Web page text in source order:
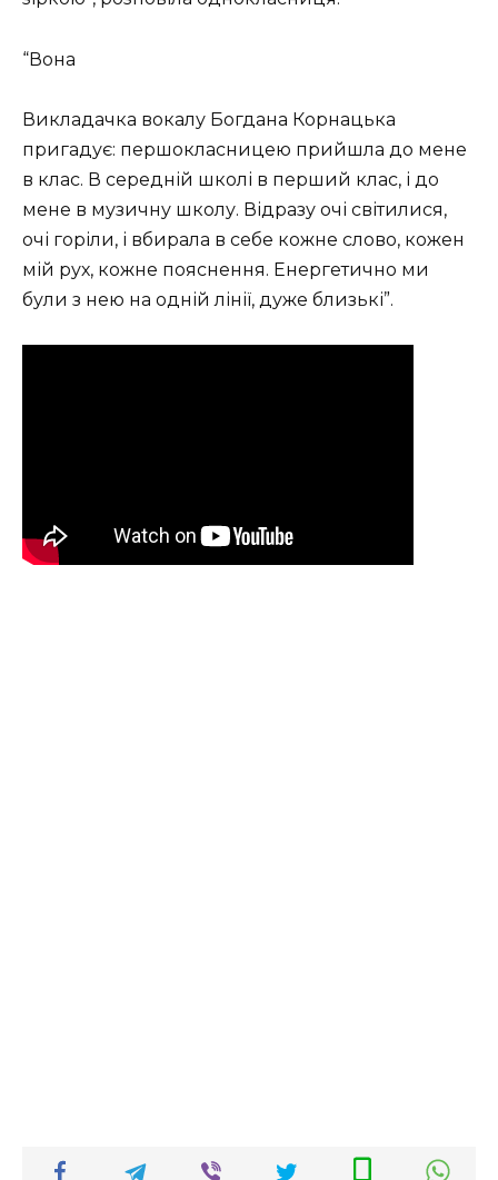
“Вона
Викладачка вокалу Богдана Корнацька
пригадує: першокласницею прийшла до мене
в клас. В середній школі в перший клас, і до
мене в музичну школу. Відразу очі світилися,
очі горіли, і вбирала в себе кожне слово, кожен
мій рух, кожне пояснення. Енергетично ми
були з нею на одній лінії, дуже близькі”.